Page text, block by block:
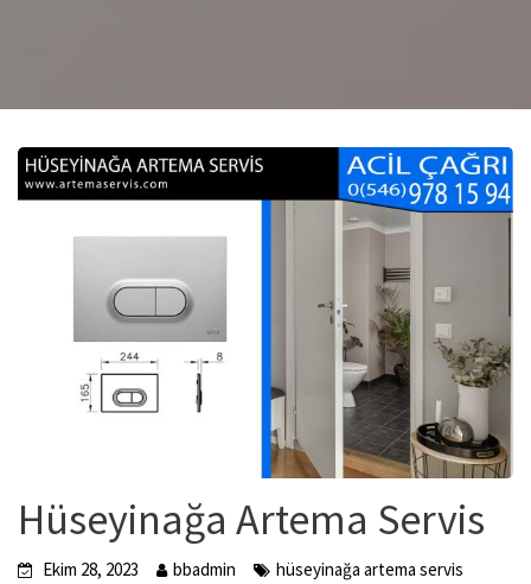
Hüseyinağa Artema Servis
Ekim 28, 2023 bbadmin hüseyinağa artema servis